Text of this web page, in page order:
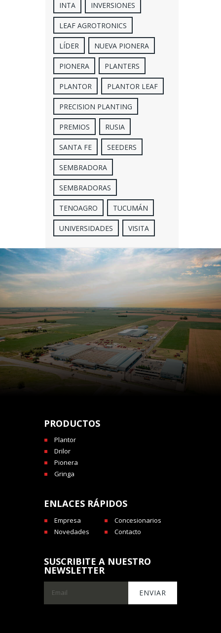
INTA INVERSIONES
LEAF AGROTRONICS
LÍDER NUEVA PIONERA
PIONERA PLANTERS
PLANTOR PLANTOR LEAF
PRECISION PLANTING
PREMIOS RUSIA
SANTA FE SEEDERS
SEMBRADORA
SEMBRADORAS
TENOAGRO TUCUMÁN
UNIVERSIDADES VISITA
PRODUCTOS
Plantor
Drilor
Pionera
Gringa
ENLACES RÁPIDOS
Empresa
Concesionarios
Novedades
Contacto
SUSCRIBITE A NUESTRO
NEWSLETTER